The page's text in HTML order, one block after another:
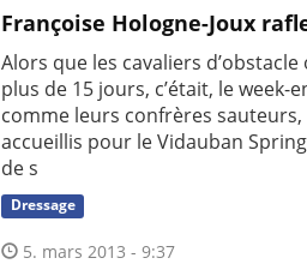
Françoise Hologne-Joux
Alors que les cavaliers
plus de 15 jours, c’était, le
comme leurs confrères sauteurs,
accueillis pour le Vidauban
de s
Dressage
5. mars 2013 - 9:37